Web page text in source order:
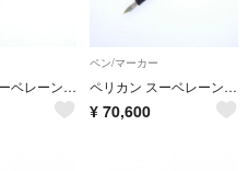
ペリカン スーベレーンK600茶縞 ボールペン
ペン/マーカー
ペリカン スーベレーンM320オレンジ 万年筆
¥ 70,600